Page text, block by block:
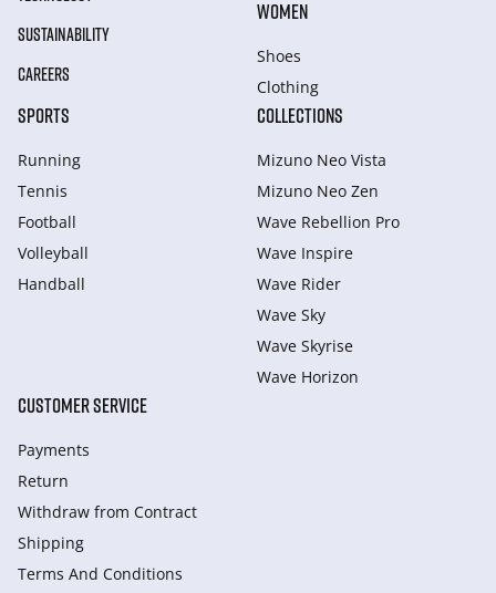
SUSTAINABILITY
CAREERS
WOMEN
Shoes
Clothing
SPORTS
Running
Tennis
Football
Volleyball
Handball
COLLECTIONS
Mizuno Neo Vista
Mizuno Neo Zen
Wave Rebellion Pro
Wave Inspire
Wave Rider
Wave Sky
Wave Skyrise
Wave Horizon
CUSTOMER SERVICE
Payments
Return
Withdraw from Сontract
Shipping
Terms And Conditions